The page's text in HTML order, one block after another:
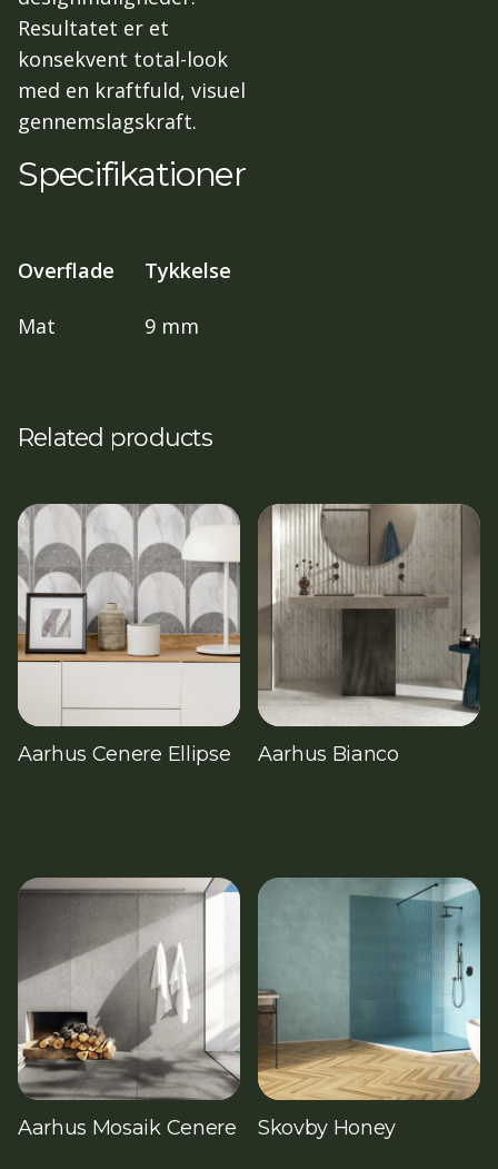
Resultatet er et
konsekvent total-look
med en kraftfuld, visuel
gennemslagskraft.
Specifikationer
Overflade Tykkelse
Mat 9 mm
Related products
Aarhus Cenere Ellipse Aarhus Bianco
Aarhus Mosaik Cenere Skovby Honey